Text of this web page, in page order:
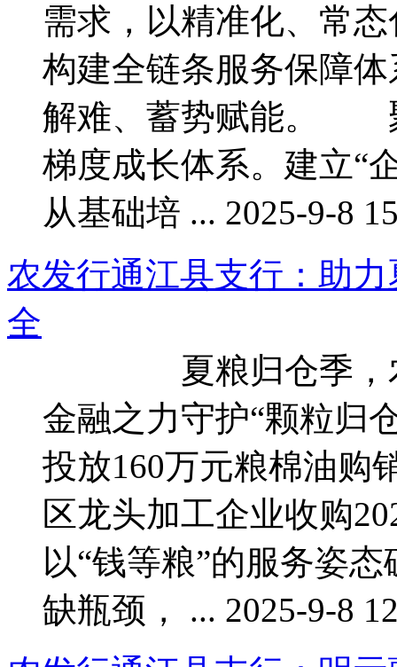
需求，以精准化、常
构建全链条服务保障
解难、蓄势赋能。
梯度成长体系。建立“
从基础培 ... 2025-9-8
农发行通江县支行：助
全
夏粮归仓季，农
金融之力守护“颗粒归
投放160万元粮棉油购
区龙头加工企业收购
以“钱等粮”的服务姿
缺瓶颈， ... 2025-9-8